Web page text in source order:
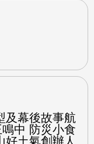
及幕後故事航
中 防災小食
好土氣創辦人